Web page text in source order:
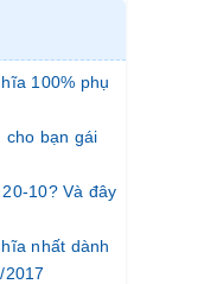
100% phụ
cho bạn gái
10? Và đây
nhất dành
2017